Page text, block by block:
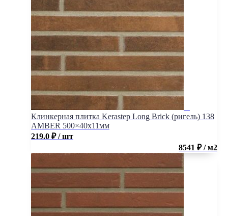
Клинкерная плитка Kerastep Long Brick (ригель) 138
AMBER 500×40х11мм
219.0 ₽ / шт
8541 ₽ / м2